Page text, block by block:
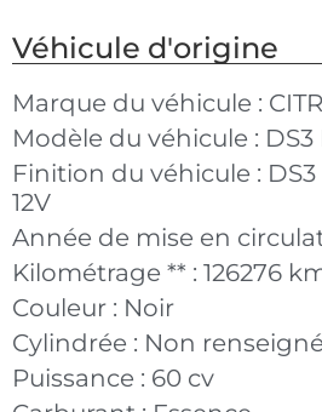
Véhicule d'origine
Marque du véhicule :
Modèle du véhicule : DS3
Finition du véhicule : DS3
12V
Année de mise en
Kilométrage ** : 126276
Couleur : Noir
Cylindrée : Non
Puissance : 60 cv